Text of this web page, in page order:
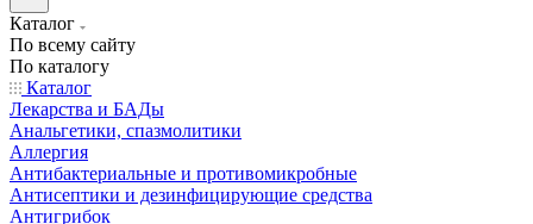
Каталог
По всему сайту
По каталогу
Каталог
Лекарства и БАДы
Анальгетики, спазмолитики
Аллергия
Антибактериальные и противомикробные
Антисептики и дезинфицирующие средства
Антигрибок